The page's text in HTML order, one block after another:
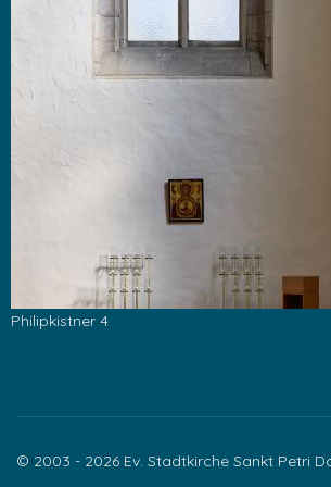
Philipkistner 4
© 2003 - 2026 Ev. Stadtkirche Sankt Petri